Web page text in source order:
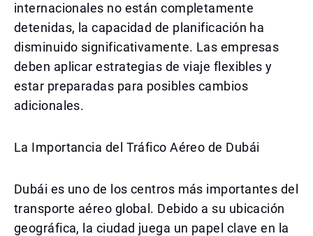
internacionales no están completamente
detenidas, la capacidad de planificación ha
disminuido significativamente. Las empresas
deben aplicar estrategias de viaje flexibles y
estar preparadas para posibles cambios
adicionales.
La Importancia del Tráfico Aéreo de Dubái
Dubái es uno de los centros más importantes del
transporte aéreo global. Debido a su ubicación
geográfica, la ciudad juega un papel clave en la